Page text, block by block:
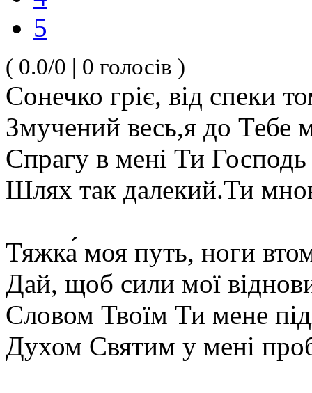
5
( 0.0/0 | 0 голосів )
Сонечко гріє, від спеки
Змучений весь,я до Тебе
Спрагу в мені Ти
Шлях так далекий.Ти
Тяжка́ моя путь, ноги
Дай, щоб сили мої
Словом Твоїм Ти мене
Духом Святим у мені